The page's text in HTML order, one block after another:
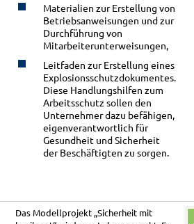
Materialien zur Erstellung von
Betriebsanweisungen und zur
Durchführung von
Mitarbeiterunterweisungen,
Leitfaden zur Erstellung eines
Explosionsschutzdokumentes.
Diese Handlungshilfen zum
Arbeitsschutz sollen den
Unternehmer dazu befähigen,
eigenverantwortlich für
Gesundheit und Sicherheit
der Beschäftigten zu sorgen.
Das Modellprojekt „Sicherheit mit